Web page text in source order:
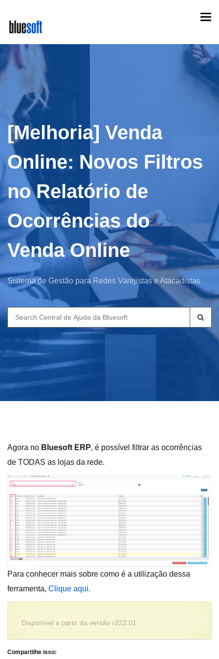
main
content
[Melhoria] Venda
Online: Novos Filtros
no Relatório de
Ocorrências do
Venda Online
Sistema de Gestão para Redes Varejistas e Atacadistas
Search
for:
Agora no Bluesoft ERP, é possível filtrar as ocorrências
de TODAS as lojas da rede.
Para conhecer mais sobre como é a utilização dessa
ferramenta, Clique aqui.
Disponível a partir da versão r222.01
Compartilhe isso: